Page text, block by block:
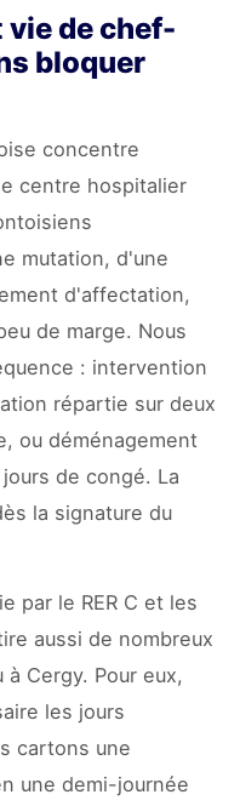
de chef-
bloquer
concentre
centre hospitalier
mutation, d'une
d'affectation,
de marge. Nous
: intervention
répartie sur deux
ou déménagement
de congé. La
la signature du
par le RER C et les
aussi de nombreux
Cergy. Pour eux,
les jours
cartons une
une demi-journée